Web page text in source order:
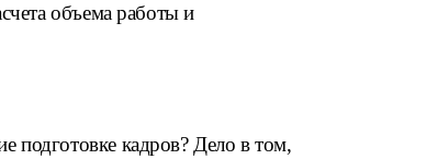
объема работы и
подготовке кадров? Дело в том,